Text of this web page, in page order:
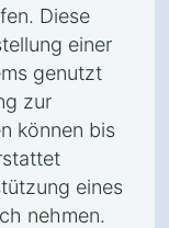
Diese
einer
genutzt
zur
können bis
eines
nehmen.